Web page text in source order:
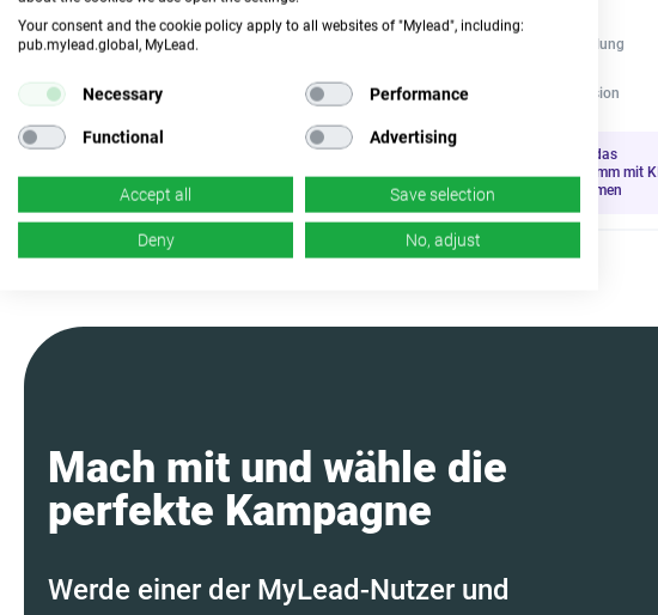
Auszahlung
Conversion 6%
Fasse das
Programm mit KI
zusammen
Auszahlung
Conversion
Fasse das
Programm mit KI
zusammen
Mach mit und wähle die
perfekte Kampagne
Werde einer der MyLead-Nutzer und
Your consent and the cookie policy apply to all websites of "Mylead", including:
pub.mylead.global, MyLead.
Necessary Performance
Functional Advertising
Accept all Save selection
Deny No, adjust